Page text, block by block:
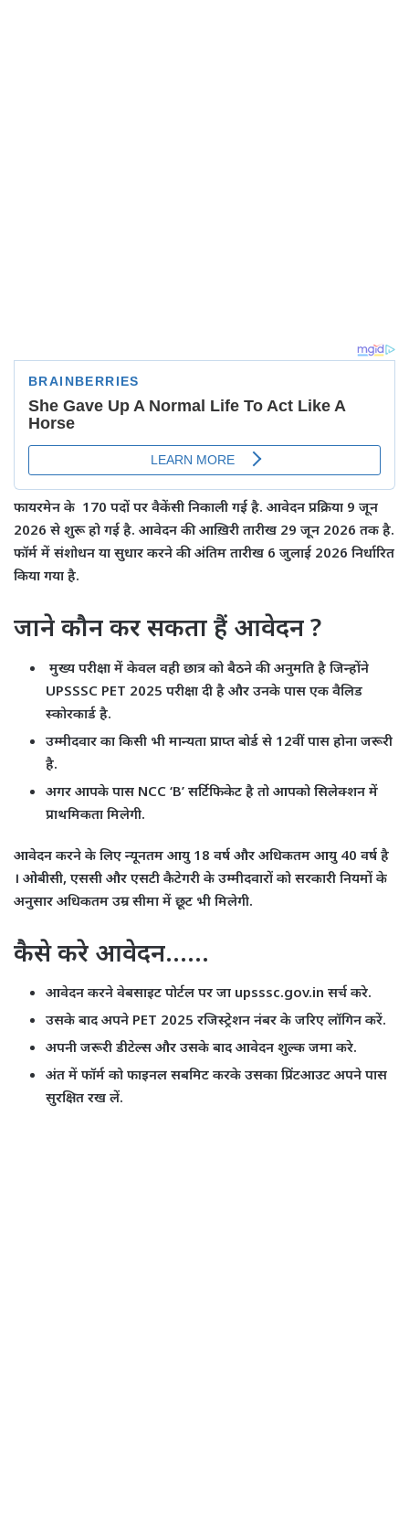
फायरमेन के 170 पदों पर वैकेंसी निकाली गई है. आवेदन प्रक्रिया 9 जून
2026 से शुरू हो गई है. आवेदन की आख़िरी तारीख 29 जून 2026 तक है.
फॉर्म में संशोधन या सुधार करने की अंतिम तारीख 6 जुलाई 2026 निर्धारित
किया गया है.
जाने कौन कर सकता हैं आवेदन ?
मुख्य परीक्षा में केवल वही छात्र को बैठने की अनुमति है जिन्होंने
UPSSSC PET 2025 परीक्षा दी है और उनके पास एक वैलिड
स्कोरकार्ड है.
उम्मीदवार का किसी भी मान्यता प्राप्त बोर्ड से 12वीं पास होना जरूरी
है.
अगर आपके पास NCC ‘B’ सर्टिफिकेट है तो आपको सिलेक्शन में
प्राथमिकता मिलेगी.
आवेदन करने के लिए न्यूनतम आयु 18 वर्ष और अधिकतम आयु 40 वर्ष है
। ओबीसी, एससी और एसटी कैटेगरी के उम्मीदवारों को सरकारी नियमों के
अनुसार अधिकतम उम्र सीमा में छूट भी मिलेगी.
कैसे करे आवेदन……
आवेदन करने वेबसाइट पोर्टल पर जा upsssc.gov.in सर्च करे.
उसके बाद अपने PET 2025 रजिस्ट्रेशन नंबर के जरिए लॉगिन करें.
अपनी जरूरी डीटेल्स और उसके बाद आवेदन शुल्क जमा करे.
अंत में फॉर्म को फाइनल सबमिट करके उसका प्रिंटआउट अपने पास
सुरक्षित रख लें.